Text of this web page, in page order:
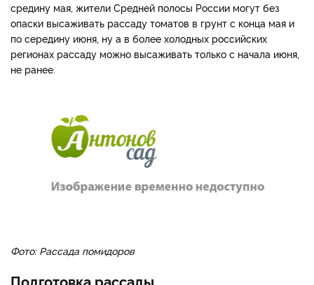
средину мая, жители Средней полосы России могут без
опаски высаживать рассаду томатов в грунт с конца мая и
по середину июня, ну а в более холодных российских
регионах рассаду можно высаживать только с начала июня,
не ранее.
Фото: Рассада помидоров
Подготовка рассады